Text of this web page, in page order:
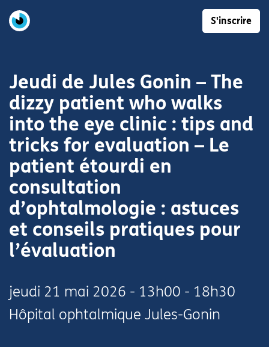
S'inscrire
Jeudi de Jules Gonin – The
dizzy patient who walks
into the eye clinic : tips and
tricks for evaluation – Le
patient étourdi en
consultation
d’ophtalmologie : astuces
et conseils pratiques pour
l’évaluation
jeudi 21 mai 2026 - 13h00 - 18h30
Hôpital ophtalmique Jules-Gonin